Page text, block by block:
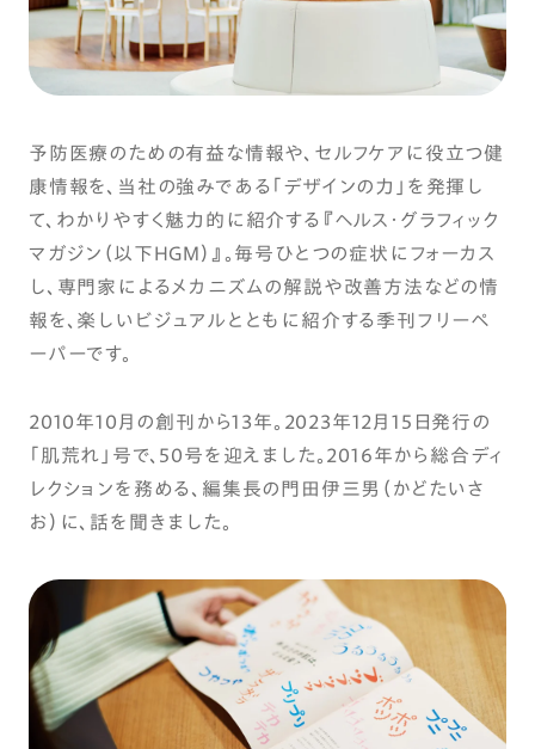
予防医療のための有益な情報や、セルフケアに役立つ健
康情報を、当社の強みである「デザインの力」を発揮し
て、わかりやすく魅力的に紹介する『ヘルス・グラフィック
マガジン（以下HGM）』。毎号ひとつの症状にフォーカス
し、専門家によるメカニズムの解説や改善方法などの情
報を、楽しいビジュアルとともに紹介する季刊フリーペ
ーパーです。
2010年10月の創刊から13年。2023年12月15日発行の
「肌荒れ」号で、50号を迎えました。2016年から総合ディ
レクションを務める、編集長の門田伊三男（かどたいさ
お）に、話を聞きました。